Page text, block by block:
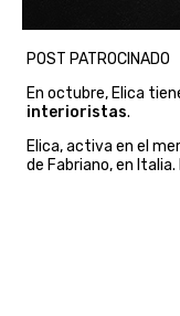
POST PATROCINADO
En octubre, Elica
interioristas.
Elica, activa en el
de Fabriano, en